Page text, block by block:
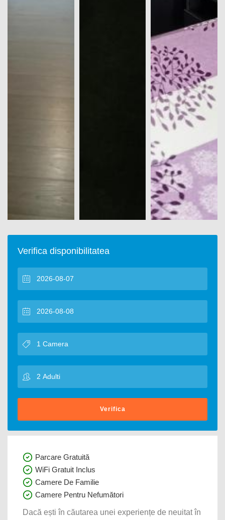
Verifica disponibilitatea
Verifica
Parcare Gratuită
WiFi Gratuit Inclus
Camere De Familie
Camere Pentru Nefumători
Dacă ești în căutarea unei experiențe de neuitat în